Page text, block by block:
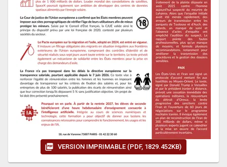
VERSION IMPRIMABLE (PDF, 1829.452KB)